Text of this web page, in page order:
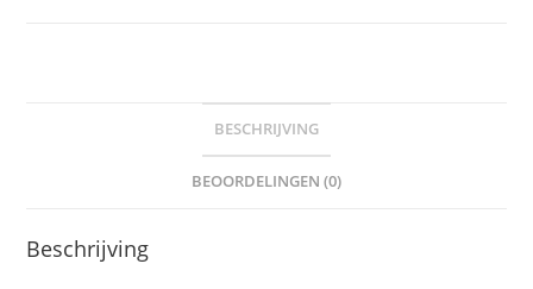
BESCHRIJVING
BEOORDELINGEN (0)
Beschrijving